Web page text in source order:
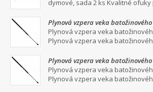
dymové, sada 2 ks Kvalitné
Plynová vzpera veka
Plynová vzpera veka
Plynová vzpera veka
Plynová vzpera veka
Plynová vzpera veka
Plynová vzpera veka